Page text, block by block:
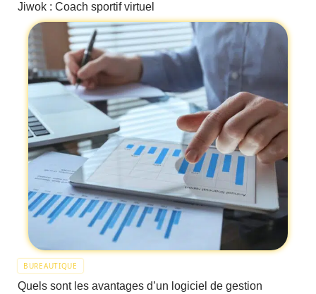
Jiwok : Coach sportif virtuel
BUREAUTIQUE
Quels sont les avantages d’un logiciel de gestion